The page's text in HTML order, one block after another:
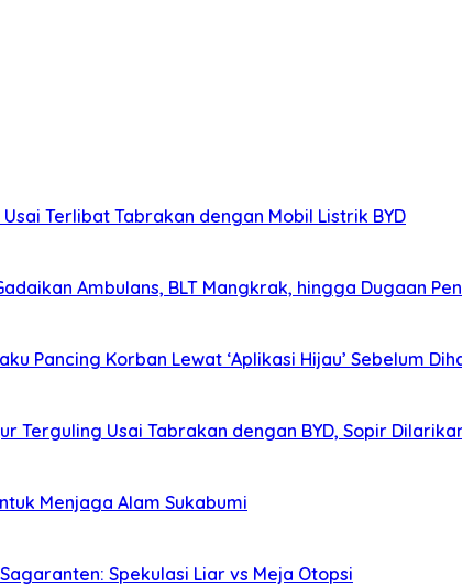
Terlibat Tabrakan dengan Mobil Listrik BYD
Ambulans, BLT Mangkrak, hingga Dugaan
Pancing Korban Lewat ‘Aplikasi Hijau’ Sebelum
Terguling Usai Tabrakan dengan BYD, Sopir
Menjaga Alam Sukabumi
Spekulasi Liar vs Meja Otopsi